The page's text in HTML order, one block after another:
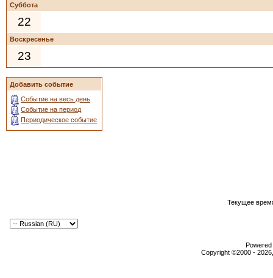
Суббота
22
Воскресенье
23
Добавить событие
Событие на весь день
Событие на период
Периодическое событие
Текущее
Copyright ©2000 -